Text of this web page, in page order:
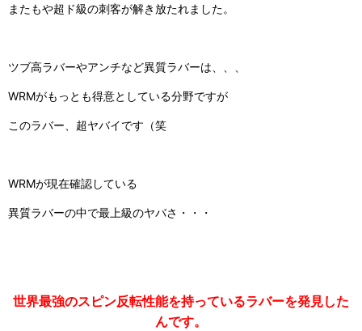
またもや超ド級の刺客が解き放たれました。
ツブ高ラバーやアンチなど異質ラバーは、、、
WRMがもっとも得意としている分野ですが
このラバー、超ヤバイです（笑
WRMが現在確認している
異質ラバーの中で最上級のヤバさ・・・
世界最強のスピン反転性能を持っているラバーを発見した
んです。